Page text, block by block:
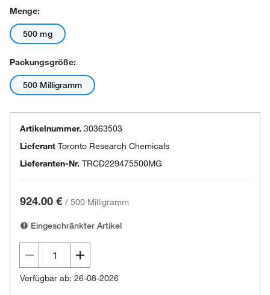
Menge:
500 mg
Packungsgröße:
500 Milligramm
Artikelnummer. 30363503
Lieferant Toronto Research Chemicals
Lieferanten-Nr. TRCD229475500MG
924.00 € / 500 Milligramm
Eingeschränkter Artikel
Verfügbar ab: 26-08-2026